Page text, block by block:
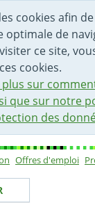
cookies afin
optimale de
ce site,
cookies.
sur
que sur notre
des
DE LA PAGE
DE RECHERCHE
CONTACT
Offres d'emploi